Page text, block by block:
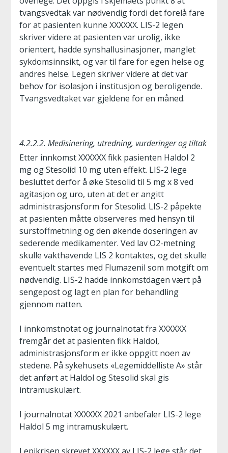
tvangsvedtak var nødvendig fordi det forelå fare
for at pasienten kunne XXXXXX. LIS-2 legen
skriver videre at pasienten var urolig, ikke
orientert, hadde synshallusinasjoner, manglet
sykdomsinnsikt, og var til fare for egen helse og
andres helse. Legen skriver videre at det var
behov for isolasjon i institusjon og beroligende.
Tvangsvedtaket var gjeldene for en måned.
4.2.2.2. Medisinering, utredning, vurderinger og tiltak
Etter innkomst XXXXXX fikk pasienten Haldol 2
mg og Stesolid 10 mg uten effekt. LIS-2 lege
besluttet derfor å øke Stesolid til 5 mg x 8 ved
agitasjon og uro, uten at det er angitt
administrasjonsform for Stesolid. LIS-2 påpekte
at pasienten måtte observeres med hensyn til
surstoffmetning og den økende doseringen av
sederende medikamenter. Ved lav O2-metning
skulle vakthavende LIS 2 kontaktes, og det skulle
eventuelt startes med Flumazenil som motgift om
nødvendig. LIS-2 hadde innkomstdagen vært på
sengepost og lagt en plan for behandling
gjennom natten.
I innkomstnotat og journalnotat fra XXXXXX
fremgår det at pasienten fikk Haldol,
administrasjonsform er ikke oppgitt noen av
stedene. På sykehusets «Legemiddelliste A» står
det anført at Haldol og Stesolid skal gis
intramuskulært.
I journalnotat XXXXXX 2021 anbefaler LIS-2 lege
Haldol 5 mg intramuskulært.